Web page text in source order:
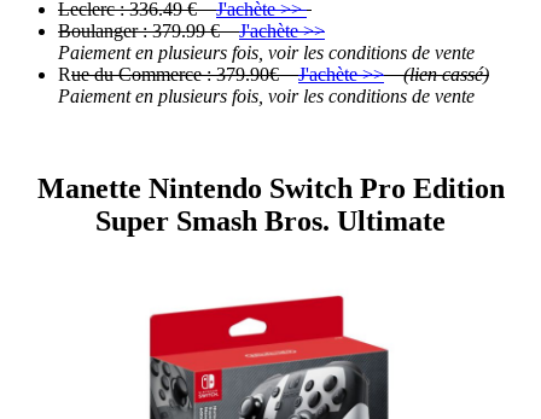
Leclerc : 336.49 €J'achète >>
Boulanger : 379.99 €J'achète >>
Paiement en plusieurs fois, voir les conditions de vente
Rue du Commerce : 379.90€J'achète >>
(lien cassé)
Paiement en plusieurs fois, voir les conditions de vente
Manette Nintendo Switch Pro Edition
Super Smash Bros. Ultimate